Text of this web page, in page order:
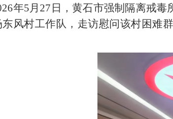
年5月27日，黄石市强制隔离戒
风村工作队，走访慰问该村困难